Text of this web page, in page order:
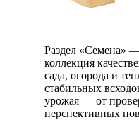
Раздел «Семена»
коллекция
сада, огорода и
стабильных
урожая — от
перспективных